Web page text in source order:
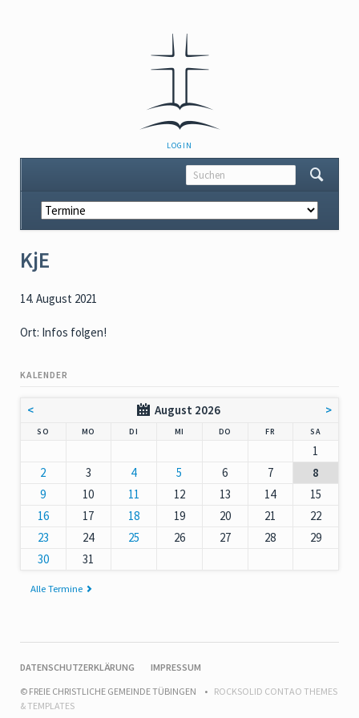
NAVIGATION
ÜBERSPRINGEN
LOGIN
Navigation
überspringen
KjE
14. August 2021
Ort: Infos folgen!
KALENDER
< August 2026 >
SO MO DI MI DO NNERSTAG
FR SAMSTAG
1
2
3 4 5 6 7
8
9
10 11 12 13 14
15
16
17 18 19 20 21
22
23
24 25 26 27 28
29
30
31
Alle Termine
NAVIGATION
DATENSCHUTZERKLÄRUNG
IMPRESSUM
© FREIE CHRISTLICHE GEMEINDE TÜBINGEN
ROCKSOLID CONTAO THEMES
& TEMPLATES